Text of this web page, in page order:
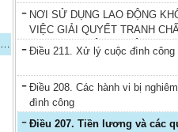
NƠI SỬ DỤNG LAO ĐỘNG
VIỆC GIẢI QUYẾT TRANH
DỤNG LAO ĐỘNG KHÔNG
Điều 211. Xử lý cuộc đình
Điều 208. Các hành vi bị
đình công
Điều 207. Tiền lương và các quyền lợi hợp pháp khác của